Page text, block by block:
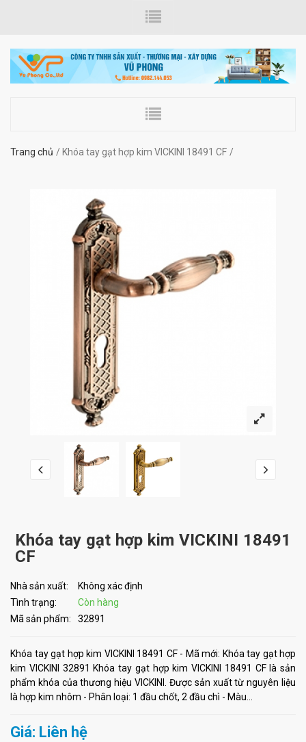
Trang chủ Khóa tay gạt hợp kim VICKINI 18491 CF
Khóa tay gạt hợp kim VICKINI 18491
CF
Nhà sản xuất:
Không xác định
Tình trạng:
Còn hàng
Mã sản phẩm:
32891
Khóa tay gạt hợp kim VICKINI 18491 CF - Mã mới: Khóa tay gạt hợp
kim VICKINI 32891 Khóa tay gạt hợp kim VICKINI 18491 CF là sản
phẩm khóa của thương hiệu VICKINI. Được sản xuất từ nguyên liệu
là hợp kim nhôm - Phân loại: 1 đầu chốt, 2 đầu chì - Màu...
Giá: Liên hệ